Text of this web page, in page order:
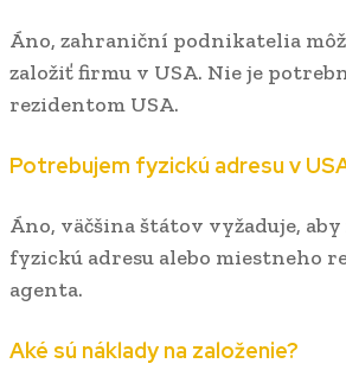
Áno, zahraniční podnikatelia
založiť firmu v USA. Nie je
rezidentom USA.
Potrebujem fyzickú adresu v
Áno, väčšina štátov vyžaduje,
fyzickú adresu alebo miestneho
agenta.
Aké sú náklady na založenie?